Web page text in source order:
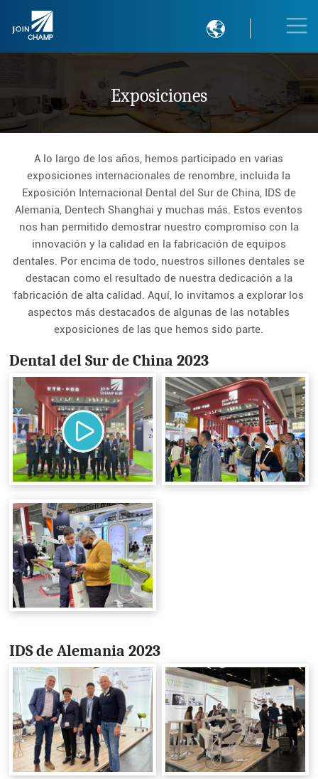

Exposiciones
A lo largo de los años, hemos participado en varias
exposiciones internacionales de renombre, incluida la
Exposición Internacional Dental del Sur de China, IDS de
Alemania, Dentech Shanghai y muchas más. Estos eventos
nos han permitido demostrar nuestro compromiso con la
innovación y la calidad en la fabricación de equipos
dentales. Por encima de todo, nuestros sillones dentales se
destacan como el resultado de nuestra dedicación a la
fabricación de alta calidad. Aquí, lo invitamos a explorar los
aspectos más destacados de algunas de las notables
exposiciones de las que hemos sido parte.
Dental del Sur de China 2023
IDS de Alemania 2023